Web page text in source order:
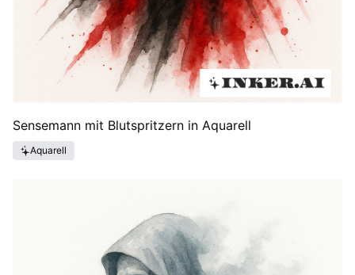
Sensemann mit Blutspritzern in Aquarell
Aquarell